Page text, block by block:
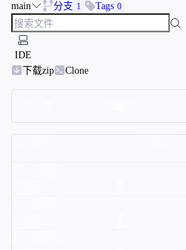
main 分支 1 Tags 0
IDE
下载zip
Clone